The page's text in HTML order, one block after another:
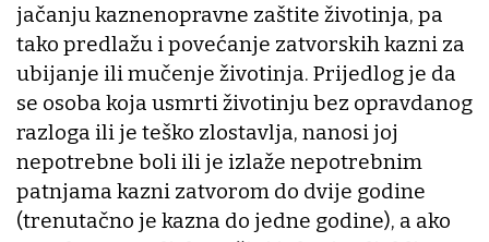
jačanju kaznenopravne zaštite životinja, pa
tako predlažu i povećanje zatvorskih kazni za
ubijanje ili mučenje životinja. Prijedlog je da
se osoba koja usmrti životinju bez opravdanog
razloga ili je teško zlostavlja, nanosi joj
nepotrebne boli ili je izlaže nepotrebnim
patnjama kazni zatvorom do dvije godine
(trenutačno je kazna do jedne godine), a ako